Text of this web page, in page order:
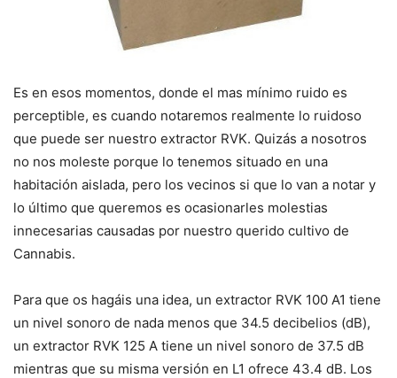
Es en esos momentos, donde el mas mínimo ruido es
perceptible, es cuando notaremos realmente lo ruidoso
que puede ser nuestro extractor RVK. Quizás a nosotros
no nos moleste porque lo tenemos situado en una
habitación aislada, pero los vecinos si que lo van a notar y
lo último que queremos es ocasionarles molestias
innecesarias causadas por nuestro querido cultivo de
Cannabis.
Para que os hagáis una idea, un extractor RVK 100 A1 tiene
un nivel sonoro de nada menos que 34.5 decibelios (dB),
un extractor RVK 125 A tiene un nivel sonoro de 37.5 dB
mientras que su misma versión en L1 ofrece 43.4 dB. Los